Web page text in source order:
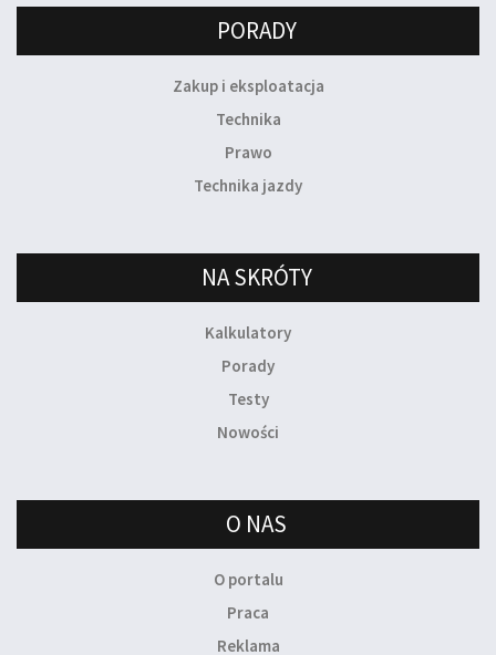
PORADY
Zakup i eksploatacja
Technika
Prawo
Technika jazdy
NA SKRÓTY
Kalkulatory
Porady
Testy
Nowości
O NAS
O portalu
Praca
Reklama